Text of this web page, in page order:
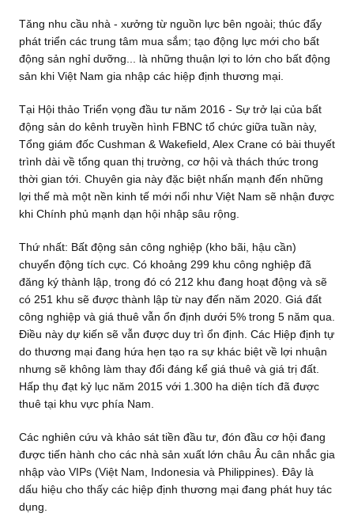
Tăng nhu cầu nhà - xưởng từ nguồn lực bên ngoài; thúc đẩy
phát triển các trung tâm mua sắm; tạo động lực mới cho bất
động sản nghỉ dưỡng... là những thuận lợi to lớn cho bất động
sản khi Việt Nam gia nhập các hiệp định thương mại.
Tại Hội thảo Triển vọng đầu tư năm 2016 - Sự trở lại của bất
động sản do kênh truyền hình FBNC tổ chức giữa tuần này,
Tổng giám đốc Cushman & Wakefield, Alex Crane có bài thuyết
trình dài về tổng quan thị trường, cơ hội và thách thức trong
thời gian tới. Chuyên gia này đặc biệt nhấn mạnh đến những
lợi thế mà một nền kinh tế mới nổi như Việt Nam sẽ nhận được
khi Chính phủ mạnh dạn hội nhập sâu rộng.
Thứ nhất: Bất động sản công nghiệp (kho bãi, hậu cần)
chuyển động tích cực. Có khoảng 299 khu công nghiệp đã
đăng ký thành lập, trong đó có 212 khu đang hoạt động và sẽ
có 251 khu sẽ được thành lập từ nay đến năm 2020. Giá đất
công nghiệp và giá thuê vẫn ổn định dưới 5% trong 5 năm qua.
Điều này dự kiến sẽ vẫn được duy trì ổn định. Các Hiệp định tự
do thương mại đang hứa hẹn tạo ra sự khác biệt về lợi nhuận
nhưng sẽ không làm thay đổi đáng kể giá thuê và giá trị đất.
Hấp thụ đạt kỷ lục năm 2015 với 1.300 ha diện tích đã được
thuê tại khu vực phía Nam.
Các nghiên cứu và khảo sát tiền đầu tư, đón đầu cơ hội đang
được tiến hành cho các nhà sản xuất lớn châu Âu cân nhắc gia
nhập vào VIPs (Việt Nam, Indonesia và Philippines). Đây là
dấu hiệu cho thấy các hiệp định thương mại đang phát huy tác
dụng.